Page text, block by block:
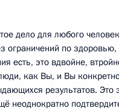
дело для любого
ограничений по здоровью,
есть, это вдвойне,
как Вы, и Вы
результатов. Это
неоднократно